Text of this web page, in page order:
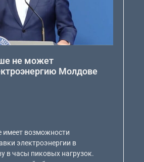
не может
Молдове
возможности
электроэнергии в
в часы пиковых нагрузок.